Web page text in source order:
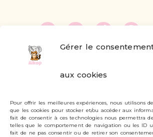
Gérer le
aux cookies
Pour offrir les meilleures expériences, nous utilisons
que les cookies pour stocker et/ou accéder aux
fait de consentir à ces technologies nous permettra
telles que le comportement de navigation ou les ID
fait de ne pas consentir ou de retirer son
Livraisons et retours
Mon compte